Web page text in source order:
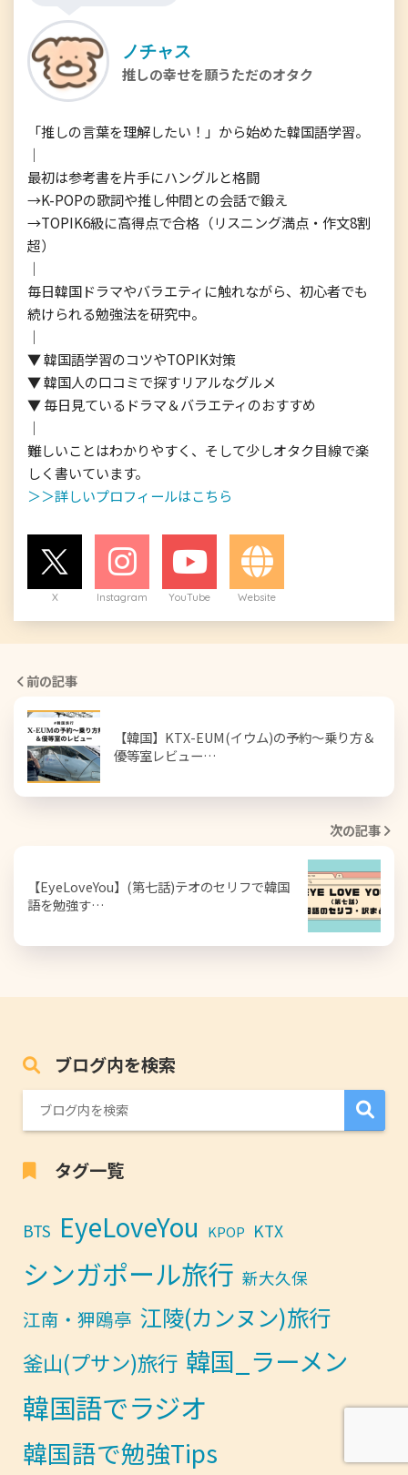
ノチャス
推しの幸せを願うただのオタク
「推しの言葉を理解したい！」から始めた韓国語学習。
｜
最初は参考書を片手にハングルと格闘
→K-POPの歌詞や推し仲間との会話で鍛え
→TOPIK6級に高得点で合格（リスニング満点・作文8割
超）
｜
毎日韓国ドラマやバラエティに触れながら、初心者でも
続けられる勉強法を研究中。
｜
▼ 韓国語学習のコツやTOPIK対策
▼ 韓国人の口コミで探すリアルなグルメ
▼ 毎日見ているドラマ＆バラエティのおすすめ
｜
難しいことはわかりやすく、そして少しオタク目線で楽
＞＞詳しいプロフィールはこちら
X Instagram YouTube Website
前の記事
【韓国】KTX-EUM(イウム)の予約～乗り方＆
優等室レビュー…
次の記事
【EyeLoveYou】(第七話)テオのセリフで韓国
語を勉強す…
ブログ内を検索
タグ一覧
BTS EyeLoveYou KPOP KTX
シンガポール旅行 新大久保
江南・狎鴎亭 江陵(カンヌン)旅行
釜山(プサン)旅行 韓国_ラーメン
韓国語でラジオ
韓国語で勉強Tips